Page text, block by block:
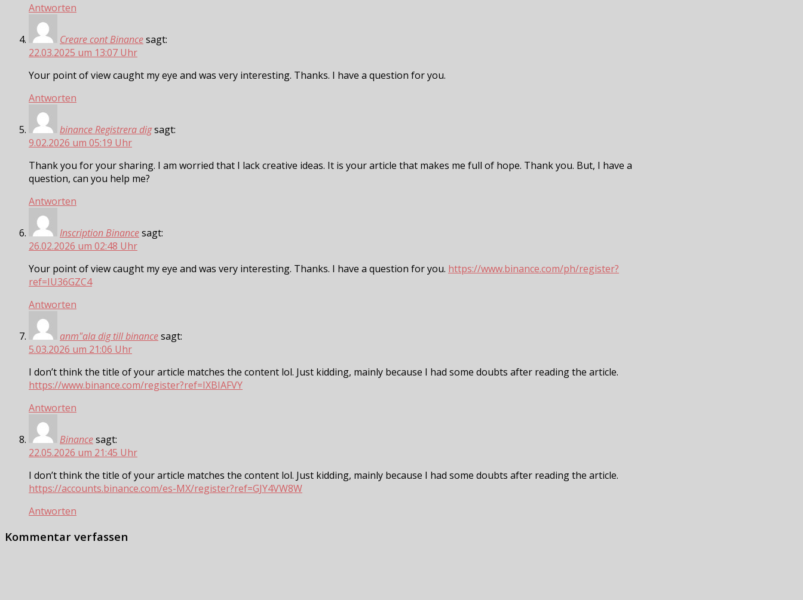
Antworten
Creare cont Binancesagt:
22.03.2025 um 13:07 Uhr
Your point of view caught my eye and was very interesting. Thanks. I have a question for you.
Antworten
binance Registrera digsagt:
9.02.2026 um 05:19 Uhr
Thank you for your sharing. I am worried that I lack creative ideas. It is your article that makes me full of hope. Thank you. But, I have a
question, can you help me?
Antworten
Inscription Binancesagt:
26.02.2026 um 02:48 Uhr
Your point of view caught my eye and was very interesting. Thanks. I have a question for you. https://www.binance.com/ph/register?
ref=IU36GZC4
Antworten
anm"ala dig till binancesagt:
5.03.2026 um 21:06 Uhr
I don’t think the title of your article matches the content lol. Just kidding, mainly because I had some doubts after reading the article.
https://www.binance.com/register?ref=IXBIAFVY
Antworten
Binancesagt:
22.05.2026 um 21:45 Uhr
I don’t think the title of your article matches the content lol. Just kidding, mainly because I had some doubts after reading the article.
https://accounts.binance.com/es-MX/register?ref=GJY4VW8W
Antworten
Kommentar verfassen